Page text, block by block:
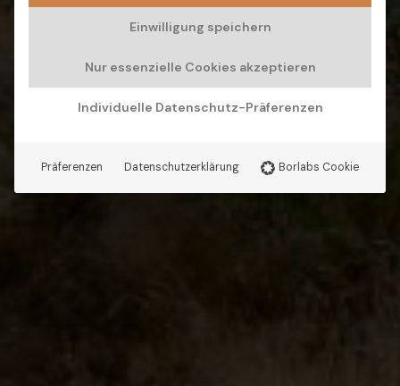
Einwilligung speichern
Nur essenzielle Cookies akzeptieren
Individuelle Datenschutz-Präferenzen
Präferenzen Datenschutzerklärung Borlabs Cookie